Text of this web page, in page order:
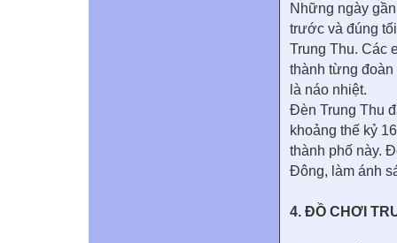
Những ngày
trước và đúng
Trung Thu. Các
thành từng
là náo nhiệt.
Đèn Trung Thu
khoảng thế kỷ
thành phố này.
Đông, làm ánh
4. ĐỒ CHƠI